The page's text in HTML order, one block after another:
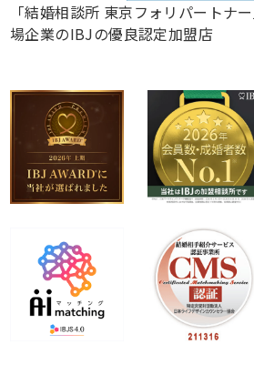
「結婚相談所 東京フォリパートナ
場企業のIBJの優良認定加盟店